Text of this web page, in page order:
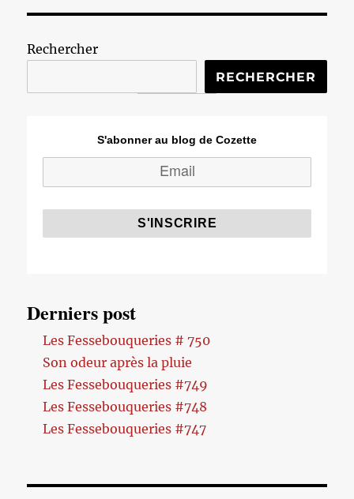
Rechercher
RECHERCHER
S'abonner au blog de Cozette
Derniers post
Les Fessebouqueries # 750
Son odeur après la pluie
Les Fessebouqueries #749
Les Fessebouqueries #748
Les Fessebouqueries #747